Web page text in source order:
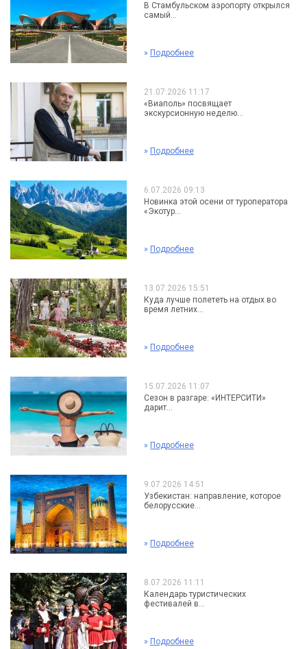
В Стамбульском аэропорту открылся
самый...
» Подробнее
21.07.2026 11:17
«Виаполь» посвящает
экскурсионную неделю...
» Подробнее
6.07.2026 09:13
Новинка этой осени от туроператора
«Экотур...
» Подробнее
13.07.2026 15:51
Куда лучше полететь на отдых во
время летних...
» Подробнее
15.07.2026 11:07
Сезон в разгаре: «ИНТЕРСИТИ»
дарит...
» Подробнее
9.07.2026 14:51
Узбекистан: направление, которое
белорусские...
» Подробнее
8.07.2026 11:11
Календарь туристических
фестивалей в...
» Подробнее